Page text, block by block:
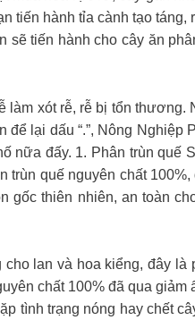
tiến hành tỉa cành tạo
sẽ tiến hành cho cây ăn
xót rễ, rễ bị tổn
lại dấu “.”, Nông
đấy. 1. Phân trùn quế
quế nguyên chất
gốc thiên nhiên, an toàn
lan và hoa kiểng, đây
chất 100% đã qua
trạng nóng hay chết